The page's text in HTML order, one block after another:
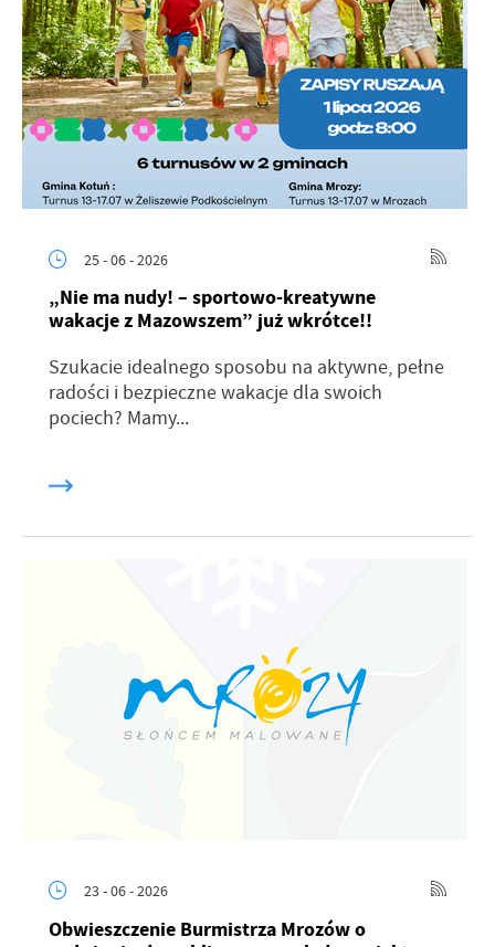
25 - 06 - 2026
„Nie ma nudy! – sportowo-kreatywne
wakacje z Mazowszem” już wkrótce!!
Szukacie idealnego sposobu na aktywne, pełne
radości i bezpieczne wakacje dla swoich
pociech? Mamy...
23 - 06 - 2026
Obwieszczenie Burmistrza Mrozów o